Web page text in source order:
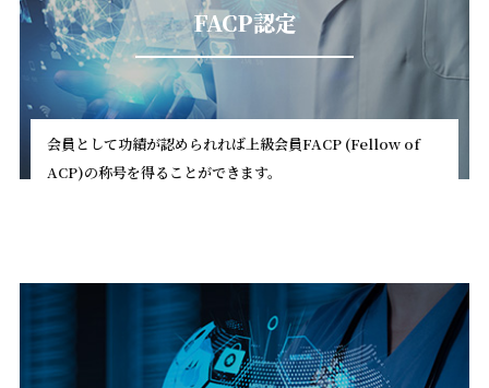
FACP認定
会員として功績が認められれば上級会員FACP (Fellow of
ACP)の称号を得ることができます。